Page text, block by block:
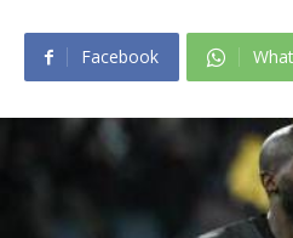
Facebook